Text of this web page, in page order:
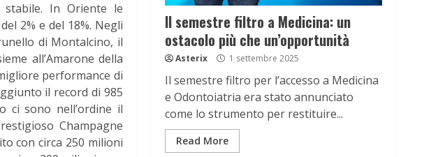
stabile. In Oriente le
2% e del 18%. Negli
di Montalcino, il
all’Amarone della
performance di
il record di 985
ci sono nell’ordine il
Champagne
con circa 250 milioni
Il semestre filtro a Medicina: un
ostacolo più che un’opportunità
Asterix 1 settembre 2025
Il semestre filtro per l’accesso a Medicina
e Odontoiatria era stato annunciato
come lo strumento per restituire...
Read More